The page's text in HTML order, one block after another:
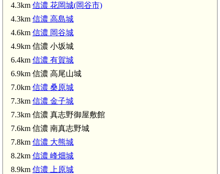
信濃 有賀城(6.4km)
4.3km 信濃 花岡城(岡谷市)
4.3km 信濃 高島城
4.6km 信濃 岡谷城
4.9km 信濃 小坂城
6.4km 信濃 有賀城
6.9km 信濃 高尾山城
7.0km 信濃 桑原城
7.3km 信濃 金子城
7.3km 信濃 真志野御屋敷館
7.6km 信濃 南真志野城
7.8km 信濃 大熊城
8.2km 信濃 峰畑城
8.9km 信濃 上原城